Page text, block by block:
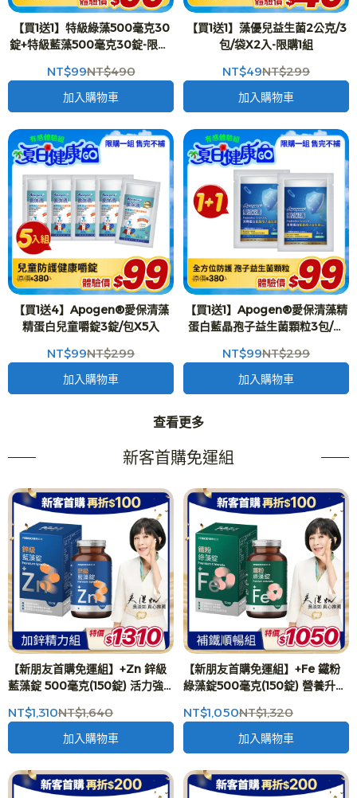
【買1送1】特級綠藻500毫克30
錠+特級藍藻500毫克30錠-限購1
NT$99NT$490
加入購物車
【買1送1】藻優兒益生菌2公克/3
包/袋X2入-限購1組
NT$49NT$299
加入購物車
【買1送4】Apogen®愛保清藻
精蛋白兒童嚼錠3錠/包X5入
NT$99NT$299
加入購物車
【買1送1】Apogen®愛保清藻精
蛋白藍晶孢子益生菌顆粒3包/袋
NT$99NT$299
加入購物車
查看更多
新客首購免運組
【新朋友首購免運組】+Zn 鋅級
藍藻錠 500毫克(150錠) 活力強
NT$1,310NT$1,640
加入購物車
【新朋友首購免運組】+Fe 鐵粉
綠藻錠500毫克(150錠) 營養升級
NT$1,050NT$1,320
加入購物車